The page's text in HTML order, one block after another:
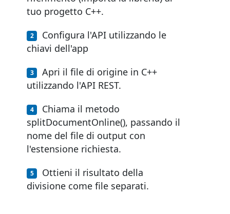
tuo progetto C++.
Configura l'API utilizzando le
chiavi dell'app
Apri il file di origine in C++
utilizzando l'API REST.
Chiama il metodo
splitDocumentOnline(), passando il
nome del file di output con
l'estensione richiesta.
Ottieni il risultato della
divisione come file separati.